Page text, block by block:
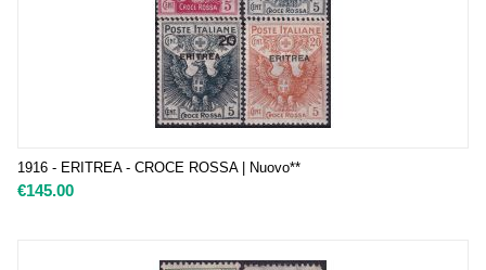
1916 - ERITREA - CROCE ROSSA | Nuovo**
€145.00